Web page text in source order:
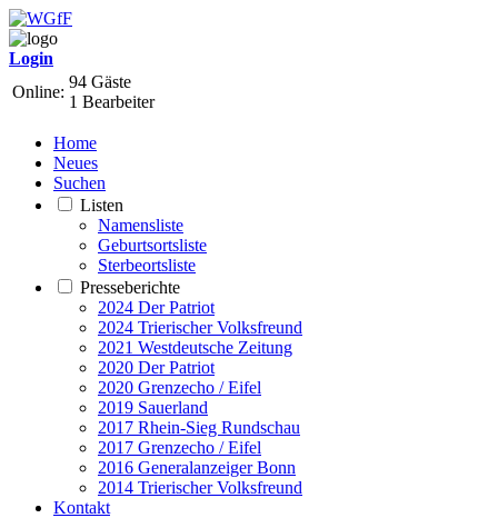
Login
Online:
94 Gäste
1 Bearbeiter
Home
Neues
Suchen
Listen
Namensliste
Geburtsortsliste
Sterbeortsliste
Presseberichte
2024 Der Patriot
2024 Trierischer Volksfreund
2021 Westdeutsche Zeitung
2020 Der Patriot
2020 Grenzecho / Eifel
2019 Sauerland
2017 Rhein-Sieg Rundschau
2017 Grenzecho / Eifel
2016 Generalanzeiger Bonn
2014 Trierischer Volksfreund
Kontakt